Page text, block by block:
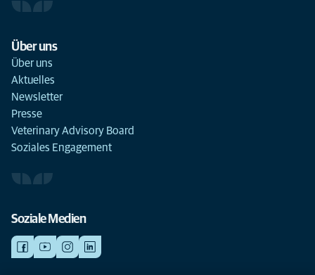
Über uns
Über uns
Aktuelles
Newsletter
Presse
Veterinary Advisory Board
Soziales Engagement
Soziale Medien